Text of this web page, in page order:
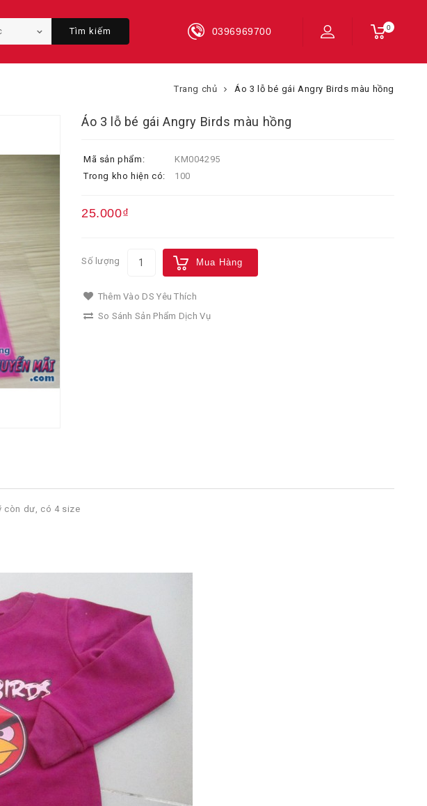
0
0396969700
Tìm kiếm
Trang chủ Áo 3 lỗ bé gái Angry Birds màu hồng
Áo 3 lỗ bé gái Angry Birds màu hồng
Mã sản phẩm:
KM004295
Trong kho hiện có:
100
25.000₫
Số lượng Mua Hàng
Thêm Vào DS Yêu Thích
So Sánh Sản Phẩm Dịch Vụ
còn dư, có 4 size